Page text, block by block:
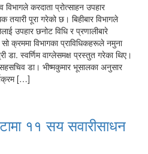
करदाता प्रोत्साहन उपहार
तयारी पूरा गरेको छ। बिहीबार विभागले
उपहार छनोट विधि र प्रणालीबारे
क्रममा विभागका प्राविधिकहरूले नमुना
डा. स्वर्णिम वाग्लेसमक्ष प्रस्तुत गरेका थिए।
डा। भीष्मकुमार भूसालका अनुसार
[…]
११ सय सवारीसाधन